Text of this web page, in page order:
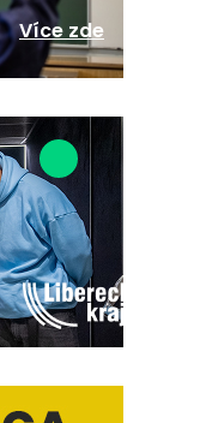
Více zde